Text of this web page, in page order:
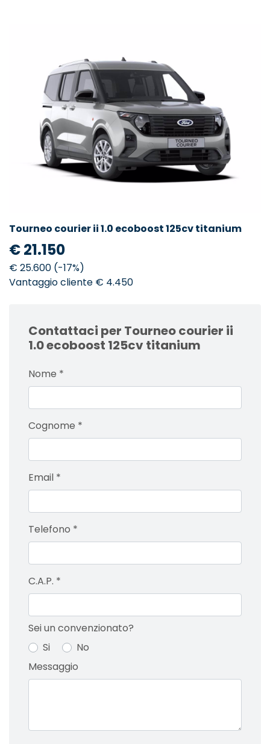
Tourneo courier ii 1.0 ecoboost 125cv titanium
€ 21.150
€ 25.600 (-17%)
Vantaggio cliente € 4.450
Contattaci per Tourneo courier ii
1.0 ecoboost 125cv titanium
Nome *
Cognome *
Email *
Telefono *
C.A.P. *
Sei un convenzionato?
Si
No
Messaggio